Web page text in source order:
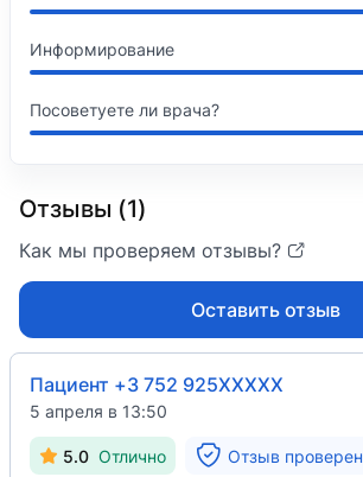
Информирование
Посоветуете ли врача?
Отзывы (1)
Как мы проверяем отзывы?
Оставить отзыв
Пациент +3 752 925XXXXX
5 апреля в 13:50
5.0 Отлично Отзыв проверен